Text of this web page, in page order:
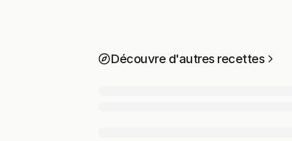
Découvre d'autres recettes